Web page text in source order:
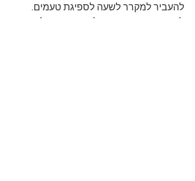
להעביר למקרר לשעה לספיגת טעמים.
לחמם מחבת פסים על אש גבוהה ולצרוב